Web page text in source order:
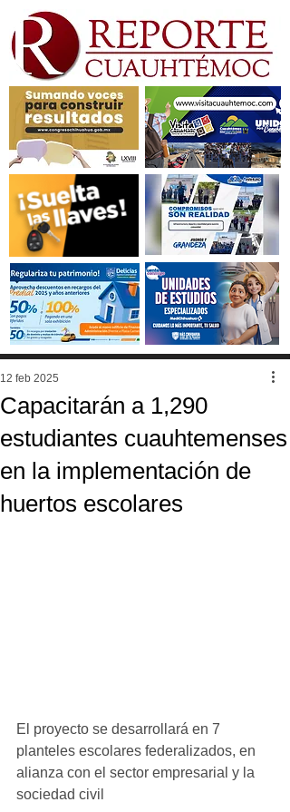
Capacitarán a 1,290
estudiantes cuauhtemenses
en la implementación de
huertos escolares
12 feb 2025
El proyecto se desarrollará en 7
planteles escolares federalizados, en
alianza con el sector empresarial y la
sociedad civil